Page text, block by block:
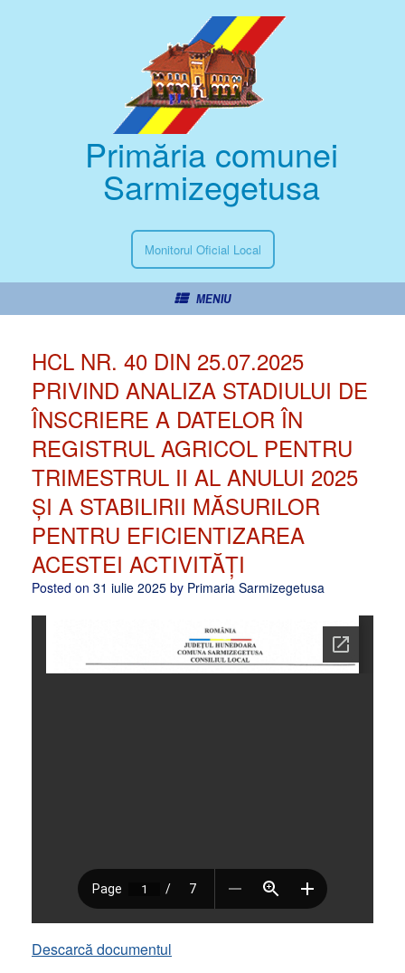
Primăria comunei
Sarmizegetusa
Monitorul Oficial Local
MENIU
HCL NR. 40 DIN 25.07.2025
PRIVIND ANALIZA STADIULUI DE
ÎNSCRIERE A DATELOR ÎN
REGISTRUL AGRICOL PENTRU
TRIMESTRUL II AL ANULUI 2025
ȘI A STABILIRII MĂSURILOR
PENTRU EFICIENTIZAREA
ACESTEI ACTIVITĂȚI
Posted on 31 iulie 2025 by Primaria Sarmizegetusa
Descarcă documentul